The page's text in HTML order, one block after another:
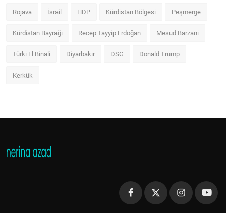
Rojava İsrail HDP Kürdistan Bölgesi Peşmerge
Kürdistan Bayrağı Recep Tayyip Erdoğan Mesud Barzani
Türki El Binali Diyarbakır DSG Donald Trump
Kerkük